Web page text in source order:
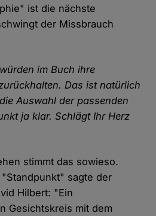
ist die nächste
der Missbrauch
im Buch ihre
Das ist natürlich
Auswahl der passenden
ja klar. Schlägt Ihr Herz
stimmt das sowieso.
sagte der
Hilbert: "Ein
Gesichtskreis mit dem